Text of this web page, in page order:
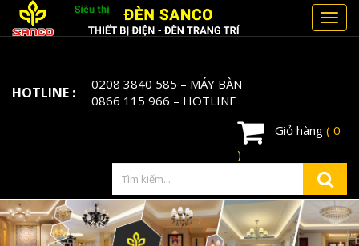
HOTLINE : 0208 3840 585 – MÁY BÀN
0866 115 966 – HOTLINE
Giỏ hàng ( 0
)